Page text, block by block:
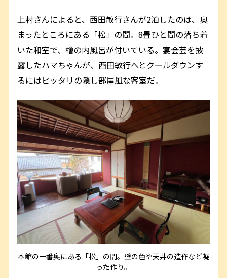
上村さんによると、西田敏行さんが2泊したのは、奥
まったところにある「松」の間。8畳ひと間の落ち着
いた和室で、檜の内風呂が付いている。宴会芸を披
露したハマちゃんが、西田敏行へとクールダウンす
るにはピッタリの隠し部屋風な客室だ。
本館の一番奥にある「松」の間。壁の色や天井の造作など凝
った作り。